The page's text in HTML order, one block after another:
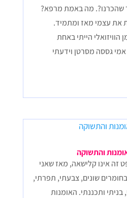
שהכרנו?. מה באמת מרפא?
את עצמי מאז ומתמיד.
הייתי באחת
גססה מסרטן וידעתי
והתשוקה
אינו קלישאה, מאז שאני
שונים, צבעתי, תפרתי,
ותכננתי. האומנות